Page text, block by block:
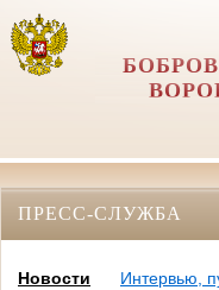
ПРЕСС-СЛУЖБА
Новости
Интервью,